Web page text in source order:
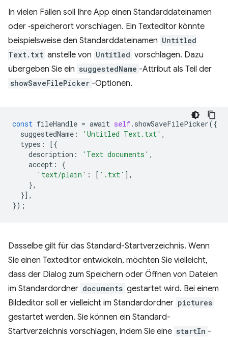
In vielen Fällen soll Ihre App einen Standarddateinamen
oder ‑speicherort vorschlagen. Ein Texteditor könnte
beispielsweise den Standarddateinamen Untitled
Text.txt anstelle von Untitled vorschlagen. Dazu
übergeben Sie ein suggestedName -Attribut als Teil der
showSaveFilePicker -Optionen.
const fileHandle = await self. showSaveFilePicker({
suggestedName : 'Untitled Text.txt' ,
types :
[{
description : 'Text documents' ,
accept :
{
'text/plain' : [ '.txt' ],
},
}],
});
Dasselbe gilt für das Standard-Startverzeichnis. Wenn
Sie einen Texteditor entwickeln, möchten Sie vielleicht,
dass der Dialog zum Speichern oder Öffnen von Dateien
im Standardordner documents gestartet wird. Bei einem
Bildeditor soll er vielleicht im Standardordner pictures
gestartet werden. Sie können ein Standard-
Startverzeichnis vorschlagen, indem Sie eine startIn -